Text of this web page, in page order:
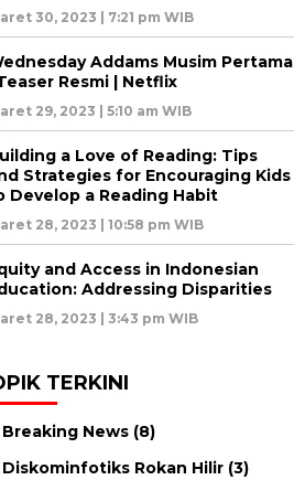
30, 2023 | 7:21 pm WIB
Addams Musim Pertama
Resmi | Netflix
29, 2023 | 5:10 am WIB
a Love of Reading: Tips
Strategies for Encouraging Kids
Develop a Reading Habit
28, 2023 | 10:58 pm WIB
and Access in Indonesian
Addressing Disparities
28, 2023 | 3:43 pm WIB
TERKINI
Breaking News (8)
Diskominfotiks Rokan Hilir (3)